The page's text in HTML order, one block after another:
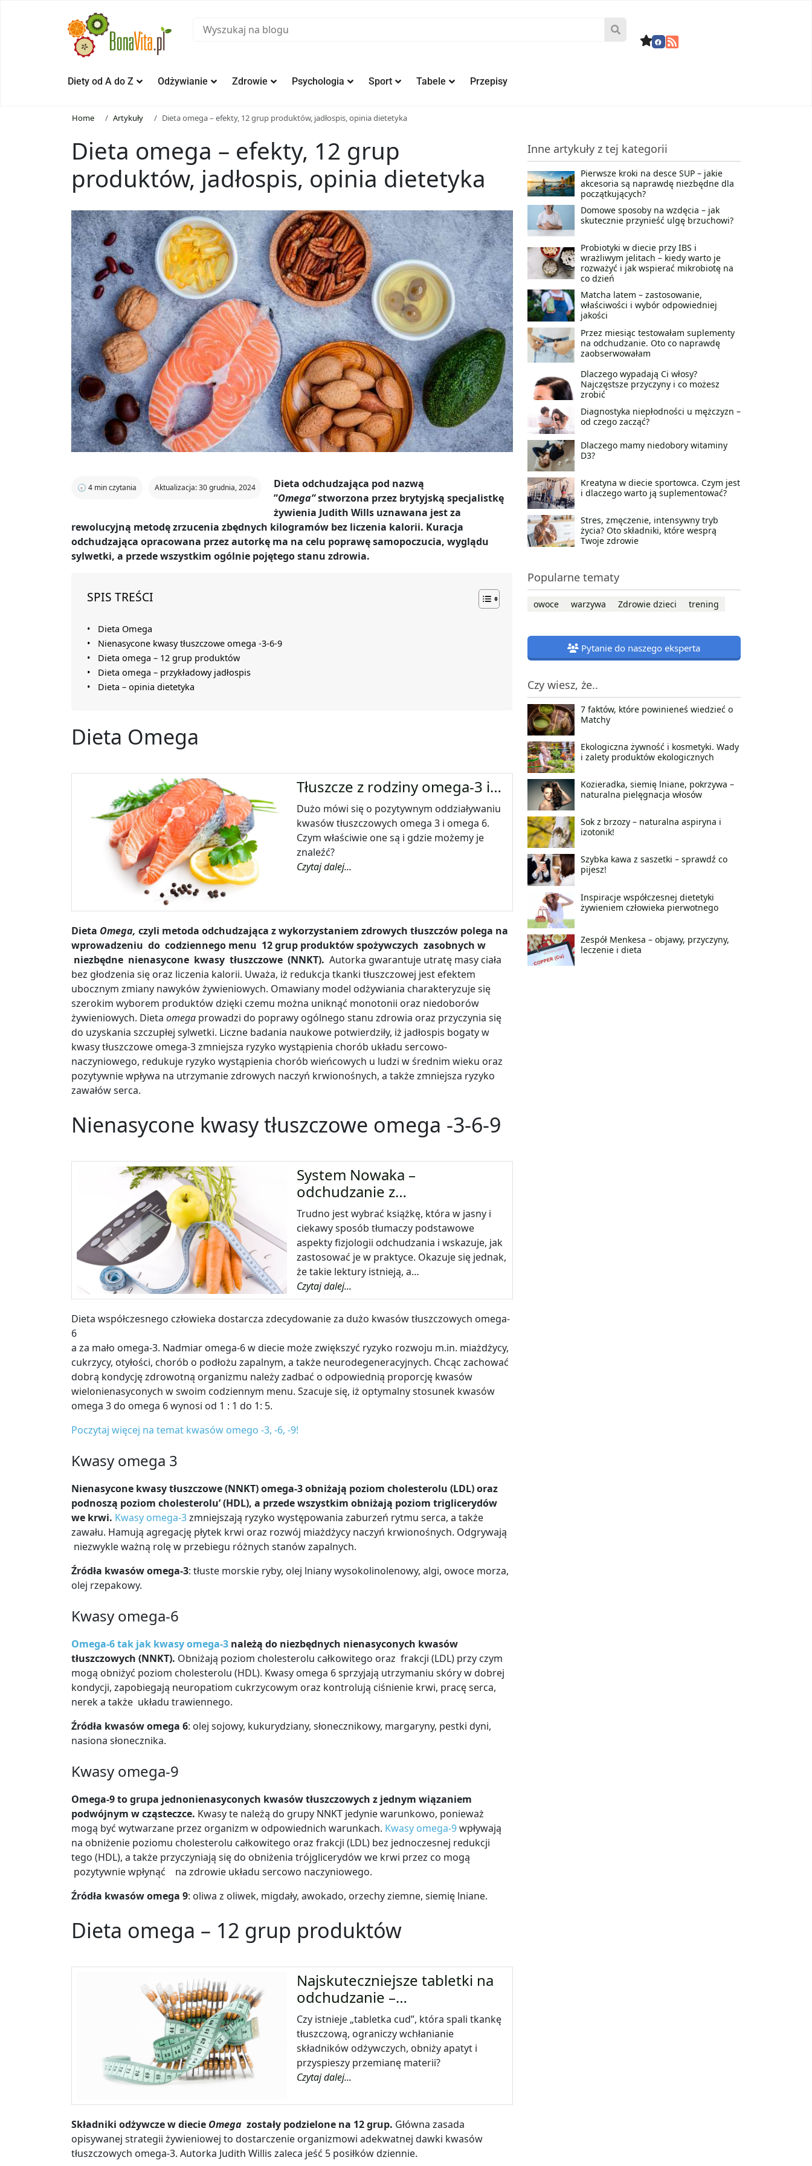
Diety od A do Z Odżywianie Zdrowie Psychologia Sport Tabele Przepisy
Home Artykuły Dieta omega – efekty, 12 grup produktów, jadłospis, opinia dietetyka
Dieta omega – efekty, 12 grup
produktów, jadłospis, opinia dietetyka
🕣 4 min czytania Aktualizacja: 30 grudnia, 2024
Dieta odchudzająca pod nazwą
”Omega”stworzona przez brytyjską specjalistkę
żywienia Judith Wills uznawana jest za
rewolucyjną metodę zrzucenia zbędnych kilogramów bez liczenia kalorii. Kuracja
odchudzająca opracowana przez autorkę ma na celu poprawę samopoczucia, wyglądu
sylwetki, a przede wszystkim ogólnie pojętego stanu zdrowia.
SPIS TREŚCI
Dieta Omega
Nienasycone kwasy tłuszczowe omega -3-6-9
Dieta omega – 12 grup produktów
Dieta omega – przykładowy jadłospis
Dieta – opinia dietetyka
Dieta Omega
Tłuszcze z rodziny omega-3 i…
Dużo mówi się o pozytywnym oddziaływaniu
kwasów tłuszczowych omega 3 i omega 6.
Czym właściwie one są i gdzie możemy je
znaleźć?
Czytaj dalej...
Dieta Omega, czyli metoda odchudzająca z wykorzystaniem zdrowych tłuszczów polega na
wprowadzeniu do codziennego menu 12 grup produktów spożywczych zasobnych w
niezbędne nienasycone kwasy tłuszczowe (NNKT). Autorka gwarantuje utratę masy ciała
bez głodzenia się oraz liczenia kalorii. Uważa, iż redukcja tkanki tłuszczowej jest efektem
ubocznym zmiany nawyków żywieniowych. Omawiany model odżywiania charakteryzuje się
szerokim wyborem produktów dzięki czemu można uniknąć monotonii oraz niedoborów
żywieniowych. Dieta omega prowadzi do poprawy ogólnego stanu zdrowia oraz przyczynia się
do uzyskania szczupłej sylwetki. Liczne badania naukowe potwierdziły, iż jadłospis bogaty w
kwasy tłuszczowe omega-3 zmniejsza ryzyko wystąpienia chorób układu sercowo-
naczyniowego, redukuje ryzyko wystąpienia chorób wieńcowych u ludzi w średnim wieku oraz
pozytywnie wpływa na utrzymanie zdrowych naczyń krwionośnych, a także zmniejsza ryzyko
zawałów serca.
Nienasycone kwasy tłuszczowe omega -3-6-9
System Nowaka –
odchudzanie z…
Trudno jest wybrać książkę, która w jasny i
ciekawy sposób tłumaczy podstawowe
aspekty fizjologii odchudzania i wskazuje, jak
zastosować je w praktyce. Okazuje się jednak,
że takie lektury istnieją, a…
Czytaj dalej...
Dieta współczesnego człowieka dostarcza zdecydowanie za dużo kwasów tłuszczowych omega-
6
a za mało omega-3. Nadmiar omega-6 w diecie może zwiększyć ryzyko rozwoju m.in. miażdżycy,
cukrzycy, otyłości, chorób o podłożu zapalnym, a także neurodegeneracyjnych. Chcąc zachować
dobrą kondycję zdrowotną organizmu należy zadbać o odpowiednią proporcję kwasów
wielonienasyconych w swoim codziennym menu. Szacuje się, iż optymalny stosunek kwasów
omega 3 do omega 6 wynosi od 1 : 1 do 1: 5.
Poczytaj więcej na temat kwasów omego -3, -6, -9!
Kwasy omega 3
Nienasycone kwasy tłuszczowe (NNKT) omega-3 obniżają poziom cholesterolu (LDL) oraz
podnoszą poziom cholesterolu’ (HDL), a przede wszystkim obniżają poziom triglicerydów
we krwi. Kwasy omega-3zmniejszają ryzyko występowania zaburzeń rytmu serca, a także
zawału. Hamują agregację płytek krwi oraz rozwój miażdżycy naczyń krwionośnych. Odgrywają
niezwykle ważną rolę w przebiegu różnych stanów zapalnych.
Źródła kwasów omega-3: tłuste morskie ryby, olej lniany wysokolinolenowy, algi, owoce morza,
olej rzepakowy.
Kwasy omega-6
Omega-6 tak jak kwasy omega-3 należą do niezbędnych nienasyconych kwasów
tłuszczowych (NNKT). Obniżają poziom cholesterolu całkowitego oraz frakcji (LDL) przy czym
mogą obniżyć poziom cholesterolu (HDL). Kwasy omega 6 sprzyjają utrzymaniu skóry w dobrej
kondycji, zapobiegają neuropatiom cukrzycowym oraz kontrolują ciśnienie krwi, pracę serca,
nerek a także układu trawiennego.
Źródła kwasów omega 6: olej sojowy, kukurydziany, słonecznikowy, margaryny, pestki dyni,
nasiona słonecznika.
Kwasy omega-9
Omega-9 to grupa jednonienasyconych kwasów tłuszczowych z jednym wiązaniem
podwójnym w cząsteczce. Kwasy te należą do grupy NNKT jedynie warunkowo, ponieważ
mogą być wytwarzane przez organizm w odpowiednich warunkach. Kwasy omega-9wpływają
na obniżenie poziomu cholesterolu całkowitego oraz frakcji (LDL) bez jednoczesnej redukcji
tego (HDL), a także przyczyniają się do obniżenia trójglicerydów we krwi przez co mogą
pozytywniewpłynąć na zdrowie układu sercowo naczyniowego.
Źródła kwasów omega 9: oliwa z oliwek, migdały, awokado, orzechy ziemne, siemię lniane.
Dieta omega – 12 grup produktów
Najskuteczniejsze tabletki na
odchudzanie –…
Czy istnieje „tabletka cud”, która spali tkankę
tłuszczową, ograniczy wchłanianie
składników odżywczych, obniży apatyt i
przyspieszy przemianę materii?
Czytaj dalej...
Składniki odżywcze w diecie Omega zostały podzielone na 12 grup. Główna zasada
opisywanej strategii żywieniowej to dostarczenie organizmowi adekwatnej dawki kwasów
tłuszczowych omega-3. Autorka Judith Willis zaleca jeść 5 posiłków dziennie.
Inne artykuły z tej kategorii
Pierwsze kroki na desce SUP – jakie
akcesoria są naprawdę niezbędne dla
początkujących?
Domowe sposoby na wzdęcia – jak
skutecznie przynieść ulgę brzuchowi?
Probiotyki w diecie przy IBS i
wrażliwym jelitach – kiedy warto je
rozważyć i jak wspierać mikrobiotę na
co dzień
Matcha latem – zastosowanie,
właściwości i wybór odpowiedniej
jakości
Przez miesiąc testowałam suplementy
na odchudzanie. Oto co naprawdę
zaobserwowałam
Dlaczego wypadają Ci włosy?
Najczęstsze przyczyny i co możesz
zrobić
Diagnostyka niepłodności u mężczyzn –
od czego zacząć?
Dlaczego mamy niedobory witaminy
D3?
Kreatyna w diecie sportowca. Czym jest
i dlaczego warto ją suplementować?
Stres, zmęczenie, intensywny tryb
życia? Oto składniki, które wesprą
Twoje zdrowie
Popularne tematy
owoce warzywa Zdrowie dzieci trening
Pytanie do naszego eksperta
Czy wiesz, że..
7 faktów, które powinieneś wiedzieć o
Matchy
Ekologiczna żywność i kosmetyki. Wady
i zalety produktów ekologicznych
Kozieradka, siemię lniane, pokrzywa –
naturalna pielęgnacja włosów
Sok z brzozy – naturalna aspiryna i
izotonik!
Szybka kawa z saszetki – sprawdź co
pijesz!
Inspiracje współczesnej dietetyki
żywieniem człowieka pierwotnego
Zespół Menkesa – objawy, przyczyny,
leczenie i dieta